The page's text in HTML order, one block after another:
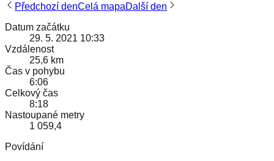
Předchozí denCelá mapaDalší den
Datum začátku
29. 5. 2021 10:33
Vzdálenost
25,6 km
Čas v pohybu
6:06
Celkový čas
8:18
Nastoupané metry
1 059,4
Povídání